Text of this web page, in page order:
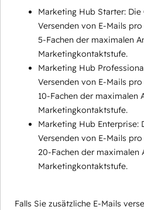
Marketing Hub Starter:
Versenden von E-Mails
5-Fachen der maximalen
Marketingkontaktstufe.
Marketing Hub
Versenden von E-Mails
10-Fachen der maximalen
Marketingkontaktstufe.
Marketing Hub Enterprise:
Versenden von E-Mails
20-Fachen der maximalen
Marketingkontaktstufe.
Falls Sie zusätzliche E-Mails